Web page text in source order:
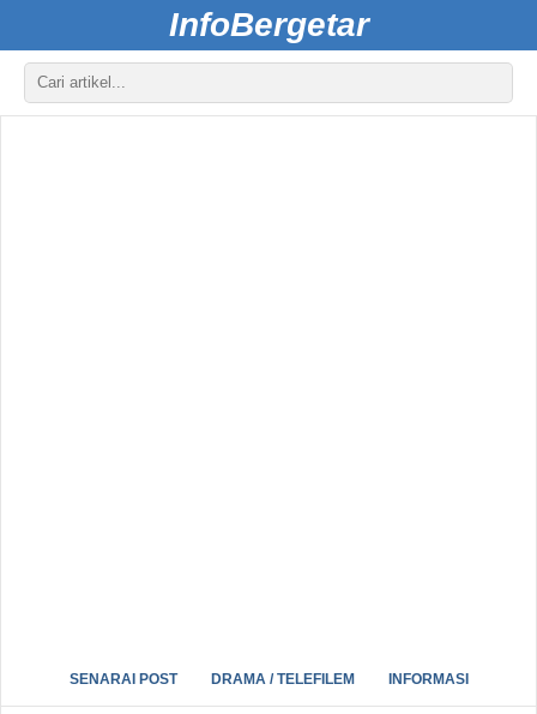
InfoBergetar
SENARAI POST DRAMA / TELEFILEM INFORMASI